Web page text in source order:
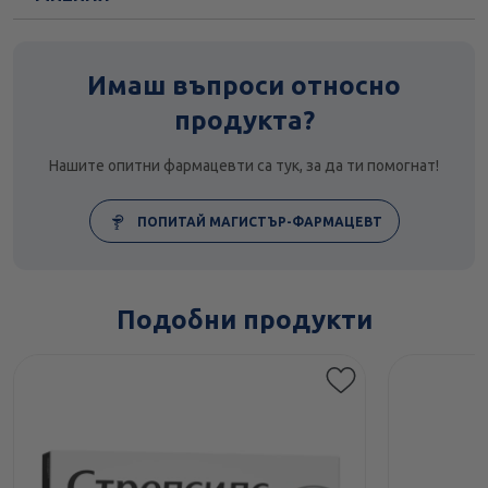
Имаш въпроси относно
продукта?
Нашите опитни фармацевти са тук, за да ти помогнат!
ПОПИТАЙ МАГИСТЪР-ФАРМАЦЕВТ
Подобни продукти